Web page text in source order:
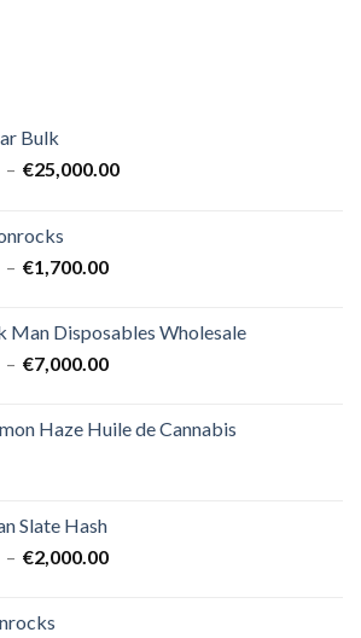
Bulk
– €25,000.00Plage
– €1,700.00Plage
€400.00
à
Man Disposables Wholesale
– €7,000.00Plage
€350.00
Haze Huile de Cannabis
Slate Hash
– €2,000.00Plage